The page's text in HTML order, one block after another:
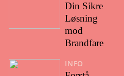
Din Sikre
Løsning
mod
Brandfare
INFO